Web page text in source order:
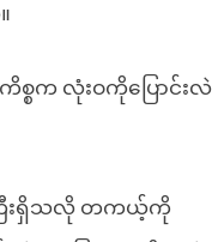
စ္စက လုံးဝကိုပြောင်းလဲ
ြီးရှိသလို တကယ့်ကို